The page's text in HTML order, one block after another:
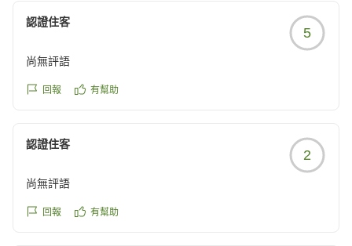
認證住客
5
尚無評語
回報 有幫助
認證住客
2
尚無評語
回報 有幫助